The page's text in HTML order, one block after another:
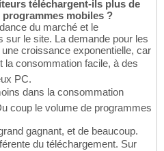
téléchargent-ils plus de
mobiles ?
du marché et le
sur le site. La demande pour les
croissance exponentielle, car
la consommation facile, à des
PC.
dans la consommation
coup le volume de programmes
gagnant, et de beaucoup.
du téléchargement. Sur